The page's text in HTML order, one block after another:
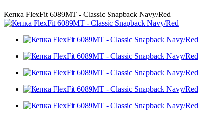
Кепка FlexFit 6089MT - Classic Snapback Navy/Red